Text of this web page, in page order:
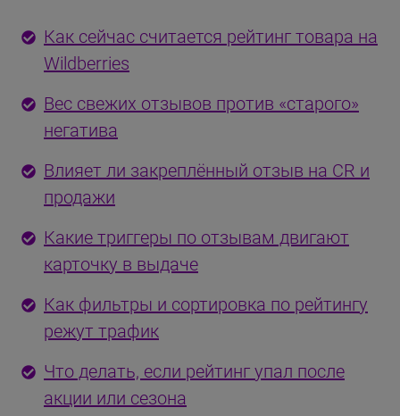
Как сейчас считается рейтинг товара на
Wildberries
Вес свежих отзывов против «старого»
негатива
Влияет ли закреплённый отзыв на CR и
продажи
Какие триггеры по отзывам двигают
карточку в выдаче
Как фильтры и сортировка по рейтингу
режут трафик
Что делать, если рейтинг упал после
акции или сезона